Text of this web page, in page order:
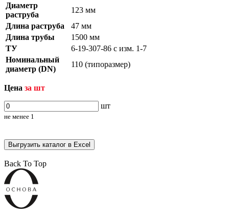
Диаметр
раструба
123 мм
Длина раструба
47 мм
Длина трубы
1500 мм
ТУ
6-19-307-86 с изм. 1-7
Номинальный
диаметр (DN)
110 (типоразмер)
Цена за шт
шт
не менее 1
Выгрузить каталог в Excel
Back To Top